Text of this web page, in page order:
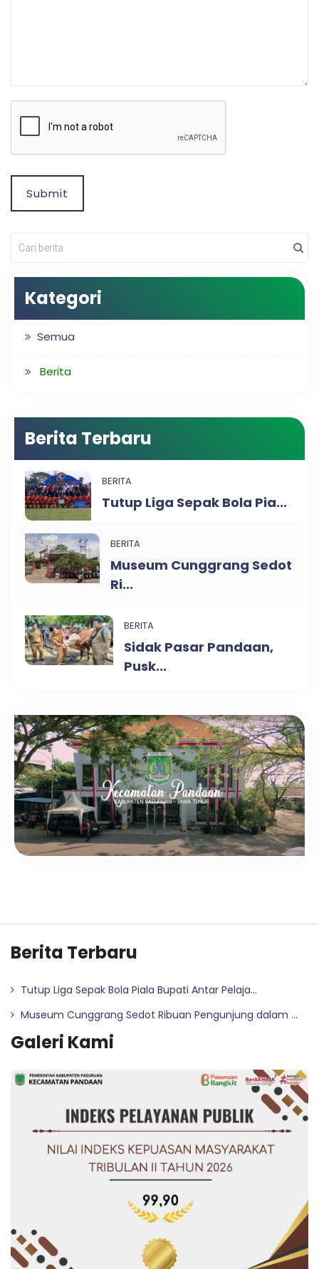
Submit
Kategori
Semua
Berita
Berita Terbaru
BERITA
Tutup Liga Sepak Bola Pia...
BERITA
Museum Cunggrang Sedot
Ri...
BERITA
Sidak Pasar Pandaan,
Pusk...
Berita Terbaru
Tutup Liga Sepak Bola Piala Bupati Antar Pelaja...
Museum Cunggrang Sedot Ribuan Pengunjung dalam ...
Galeri Kami